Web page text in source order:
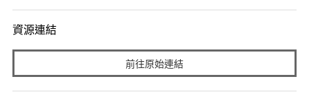
資源連結
前往原始連結